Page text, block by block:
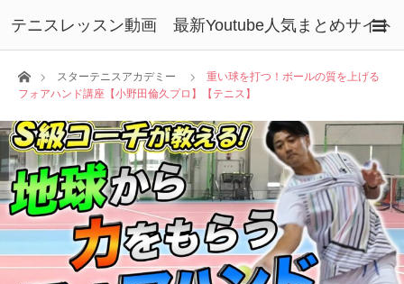
テニスレッスン動画 最新Youtube人気まとめサイト
ホームスターテニスアカデミー
重い球を打つ！ボールの質を上げる
フォアハンド講座【小野田倫久プロ】【テニス】